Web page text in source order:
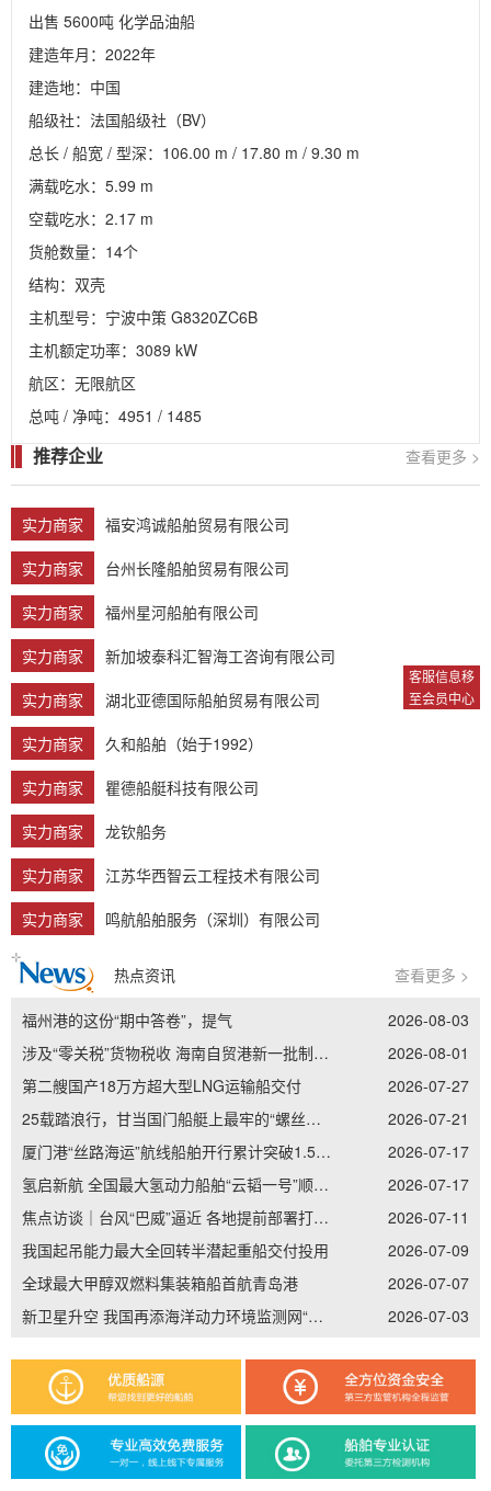
客服信息移
至会员中心
出售 5600吨 化学品油船
建造年月：2022年
建造地：中国
船级社：法国船级社（BV）
总长 / 船宽 / 型深：106.00 m / 17.80 m / 9.30 m
满载吃水：5.99 m
空载吃水：2.17 m
货舱数量：14个
结构：双壳
主机型号：宁波中策 G8320ZC6B
主机额定功率：3089 kW
航区：无限航区
总吨 / 净吨：4951 / 1485
推荐企业 查看更多 >
实力商家
福安鸿诚船舶贸易有限公司
实力商家
台州长隆船舶贸易有限公司
实力商家
福州星河船舶有限公司
实力商家
新加坡泰科汇智海工咨询有限公司
实力商家
湖北亚德国际船舶贸易有限公司
实力商家
久和船舶（始于1992）
实力商家
瞿德船艇科技有限公司
实力商家
龙钦船务
实力商家
江苏华西智云工程技术有限公司
实力商家
鸣航船舶服务（深圳）有限公司
热点资讯 查看更多 >
福州港的这份“期中答卷”，提气
2026-08-03
涉及“零关税”货物税收 海南自贸港新一批制度集成创新案例发布
2026-08-01
第二艘国产18万方超大型LNG运输船交付
2026-07-27
25载踏浪行，甘当国门船艇上最牢的“螺丝钉”——记南通边检老兵李加立的“硬核”坚守
2026-07-21
厦门港“丝路海运”航线船舶开行累计突破1.5万艘次
2026-07-17
氢启新航 全国最大氢动力船舶“云韬一号”顺利吉水
2026-07-17
焦点访谈｜台风“巴威”逼近 各地提前部署打好防御主动仗
2026-07-11
我国起吊能力最大全回转半潜起重船交付投用
2026-07-09
全球最大甲醇双燃料集装箱船首航青岛港
2026-07-07
新卫星升空 我国再添海洋动力环境监测网“天眼”
2026-07-03